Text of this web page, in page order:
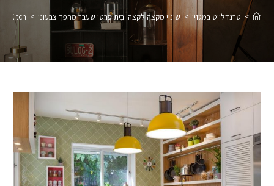
> טרנדלייט במגזין > שינוי מקצה לקצה: בית פרטי שעבר מהפך צבעוני >